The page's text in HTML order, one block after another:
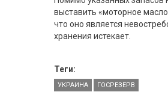
выставить «моторное
что оно является
хранения истекает.
Теги:
УКРАИНА ГОСРЕЗЕРВ